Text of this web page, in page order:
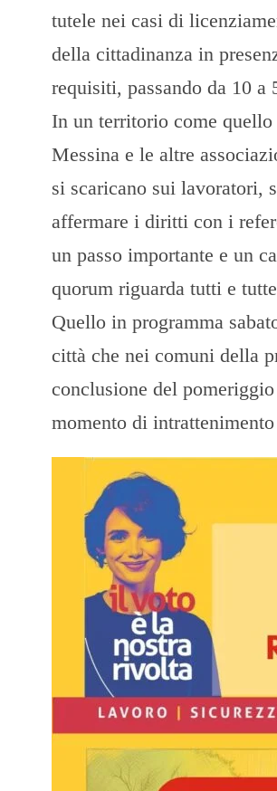
tutele nei casi di
della cittadinanza in
requisiti, passando da 10 a
In un territorio come
Messina e le altre
si scaricano sui lavoratori,
affermare i diritti con i
un passo importante e un
quorum riguarda tutti e
Quello in programma
città che nei comuni della
conclusione del
momento di